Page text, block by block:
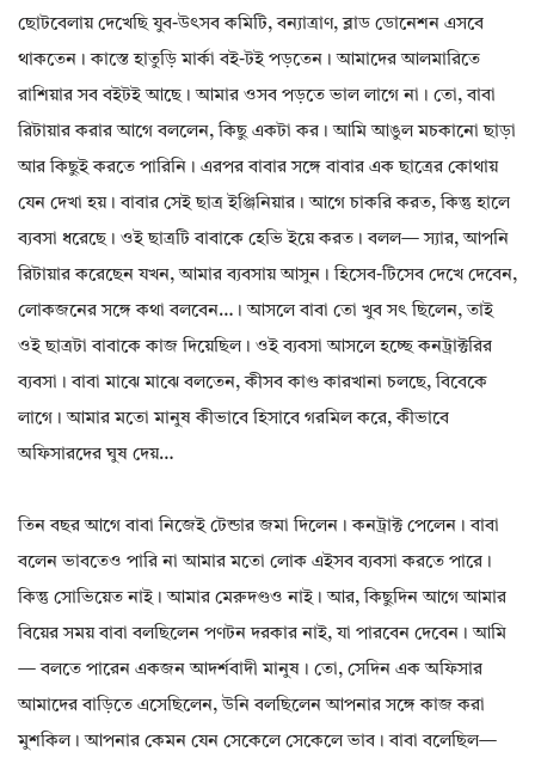
ছোটবেলায় দেখেছি যুব-উৎসব কমিটি, বন্যাত্ৰাণ, ব্লাড ডোনেশন এসবে
থাকতেন। কাস্তে হাতুড়ি মার্কা বই-টই পড়তেন। আমাদের আলমারিতে
রাশিয়ার সব বইটই আছে। আমার ওসব পড়তে ভাল লাগে না। তো, বাবা
রিটায়ার করার আগে বললেন, কিছু একটা কর। আমি আঙুল মচকানো ছাড়া
আর কিছুই করতে পারিনি। এরপর বাবার সঙ্গে বাবার এক ছাত্রের কোথায়
যেন দেখা হয়। বাবার সেই ছাত্র ইঞ্জিনিয়ার। আগে চাকরি করত, কিন্তু হালে
ব্যবসা ধরেছে। ওই ছাত্রটি বাবাকে হেভি ইয়ে করত। বলল— স্যার, আপনি
রিটায়ার করেছেন যখন, আমার ব্যবসায় আসুন। হিসেব-টিসেব দেখে দেবেন,
লোকজনের সঙ্গে কথা বলবেন…। আসলে বাবা তো খুব সৎ ছিলেন, তাই
ওই ছাত্রটা বাবাকে কাজ দিয়েছিল। ওই ব্যবসা আসলে হচ্ছে কনট্রাক্টরির
ব্যবসা। বাবা মাঝে মাঝে বলতেন, কীসব কাণ্ড কারখানা চলছে, বিবেকে
লাগে। আমার মতো মানুষ কীভাবে হিসাবে গরমিল করে, কীভাবে
অফিসারদের ঘুষ দেয়…
তিন বছর আগে বাবা নিজেই টেন্ডার জমা দিলেন। কনট্রাক্ট পেলেন। বাবা
বলেন ভাবতেও পারি না আমার মতো লোক এইসব ব্যবসা করতে পারে।
কিন্তু সোভিয়েত নাই। আমার মেরুদণ্ডও নাই। আর, কিছুদিন আগে আমার
বিয়ের সময় বাবা বলছিলেন পণটন দরকার নাই, যা পারবেন দেবেন। আমি
— বলতে পারেন একজন আদর্শবাদী মানুষ। তো, সেদিন এক অফিসার
আমাদের বাড়িতে এসেছিলেন, উনি বলছিলেন আপনার সঙ্গে কাজ করা
মুশকিল। আপনার কেমন যেন সেকেলে সেকেলে ভাব। বাবা বলেছিল—